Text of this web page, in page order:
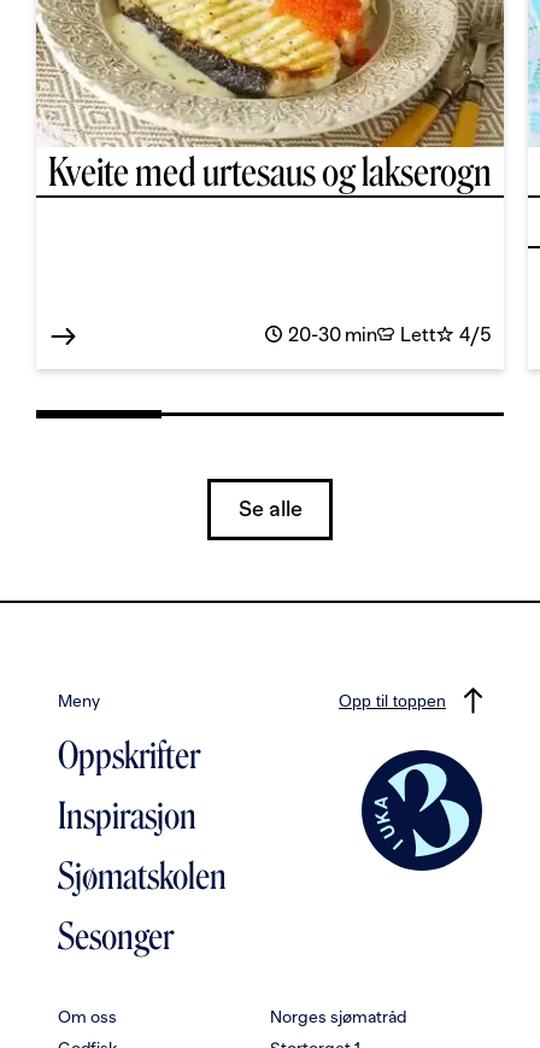
Kveite med urtesaus og lakserogn
20-30 min Lett 4/5
Se alle
Meny
Oppskrifter
Inspirasjon
Sjømatskolen
Sesonger
Om oss
Norges sjømatråd
Opp til toppen